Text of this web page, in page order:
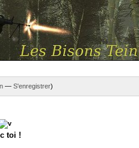
— S'enregistrer)
toi !